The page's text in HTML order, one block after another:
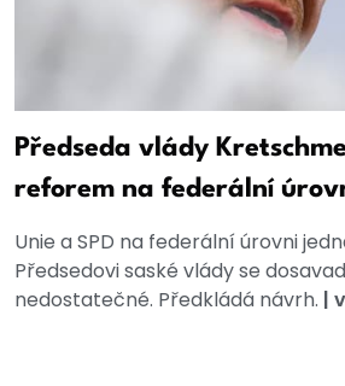
Předseda vlády
reforem na federální
Unie a SPD na federální úrovni
Předsedovi saské vlády se
nedostatečné. Předkládá návrh. |